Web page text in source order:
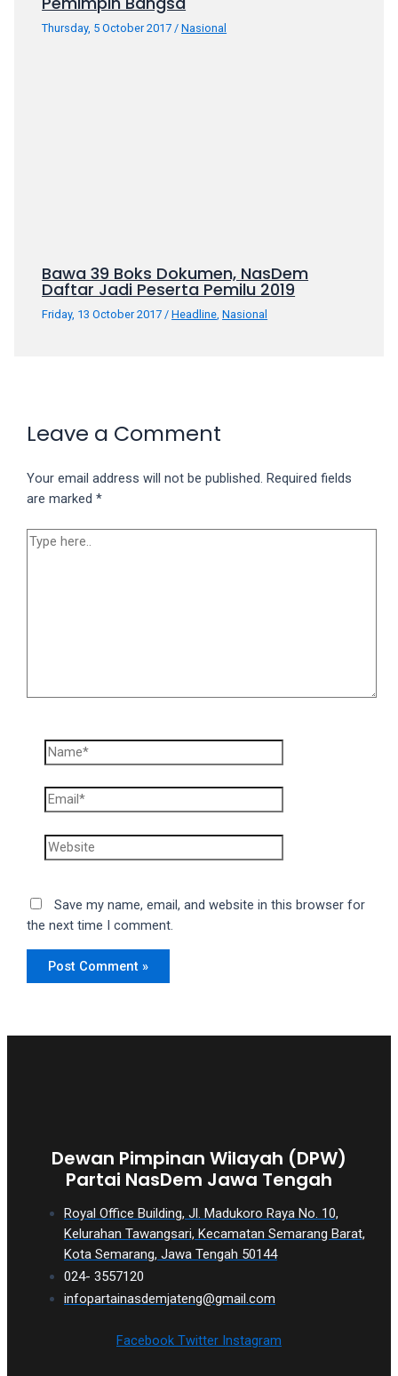
Thursday, 5 October 2017/Nasional
Bawa 39 Boks Dokumen, NasDem
Daftar Jadi Peserta Pemilu 2019
Friday, 13 October 2017/Headline,Nasional
Leave a Comment
Your email address will not be published. Required fields
are marked*
Type
Name*
Email*
Website
Save my name, email, and website in this browser for
the next time I comment.
Dewan Pimpinan Wilayah (DPW)
Partai NasDem Jawa Tengah
Royal Office Building, Jl. Madukoro Raya No. 10,
Kelurahan Tawangsari, Kecamatan Semarang Barat,
Kota Semarang, Jawa Tengah 50144
024- 3557120
infopartainasdemjateng@gmail.com
Facebook Twitter Instagram